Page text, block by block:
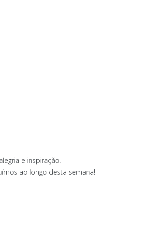
e inspiração.
ao longo desta semana!